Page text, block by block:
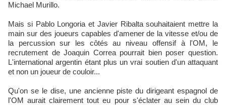
Michael Murillo.
Mais si Pablo Longoria et Javier Ribalta souhaitaient mettre la
main sur des joueurs capables d'amener de la vitesse et/ou de
la percussion sur les côtés au niveau offensif à l'OM, le
recrutement de Joaquin Correa pourrait bien poser question.
L'international argentin étant plus un vrai soutien d'un attaquant
et non un joueur de couloir...
Qu'on se le dise, une ancienne piste du dirigeant espagnol de
l'OM aurait clairement tout eu pour s'éclater au sein du club